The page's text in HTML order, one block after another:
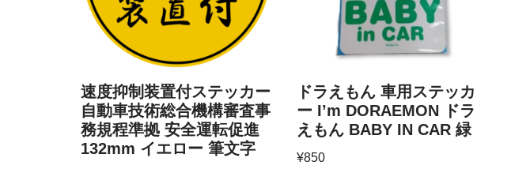
速度抑制装置付ステッカー
自動車技術総合機構審査事
務規程準拠 安全運転促進
132mm イエロー 筆文字
ドラえもん 車用ステッカ
ー I’m DORAEMON ドラ
えもん BABY IN CAR 緑
¥850